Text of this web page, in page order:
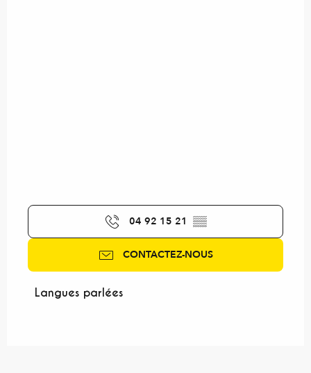
04 92 15 21 ▒▒
CONTACTEZ-NOUS
Langues parlées
Langues parlées